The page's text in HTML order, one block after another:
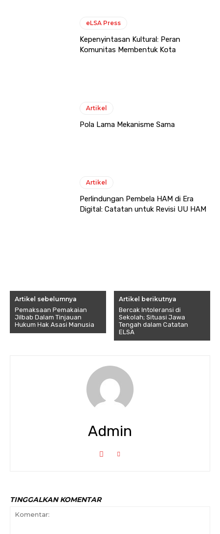
eLSA Press
Kepenyintasan Kultural: Peran
Komunitas Membentuk Kota
Artikel
Pola Lama Mekanisme Sama
Artikel
Perlindungan Pembela HAM di Era
Digital: Catatan untuk Revisi UU HAM
Artikel sebelumnya
Pemaksaan Pemakaian
Jilbab Dalam Tinjauan
Hukum Hak Asasi Manusia
Artikel berikutnya
Bercak Intoleransi di
Sekolah; Situasi Jawa
Tengah dalam Catatan
ELSA
Admin
TINGGALKAN KOMENTAR